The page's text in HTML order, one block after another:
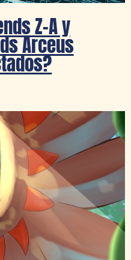
Z-A y
Arceus